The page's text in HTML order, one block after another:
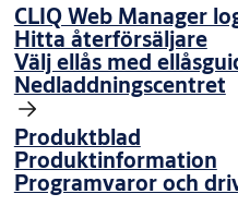
CLIQ Web Manager
Hitta återförsäljare
Välj ellås med
Nedladdningscentret
Produktblad
Produktinformation
Programvaror och